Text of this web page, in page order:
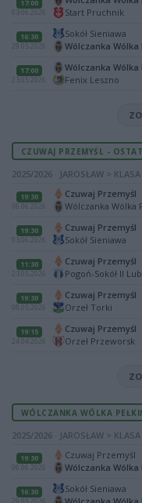
17:00
03.06.2026
Start Pruchnik
16:30
29.05.2026
Sokół Sieniawa
Wólczanka Wólka
17:00
23.05.2026
Wólczanka Wólka
Fenix Leszno
CZUWAJ PRZEMYŚL -
2025/2026 · JAROSŁAW >
19:30
06.06.2026
Czuwaj Przemyśl
Wólczanka Wólka
19:30
03.06.2026
Czuwaj Przemyśl
Sokół Sieniawa
11:30
23.05.2026
Czuwaj Przemyśl
Pogoń-Sokół II
19:30
08.05.2026
Czuwaj Przemyśl
Orzeł Torki
19:15
24.04.2026
Czuwaj Przemyśl
Orzeł Przeworsk
WÓLCZANKA WÓLKA
2025/2026 · JAROSŁAW >
19:30
06.06.2026
Czuwaj Przemyśl
Wólczanka Wólka
16:30
29.05.2026
Sokół Sieniawa